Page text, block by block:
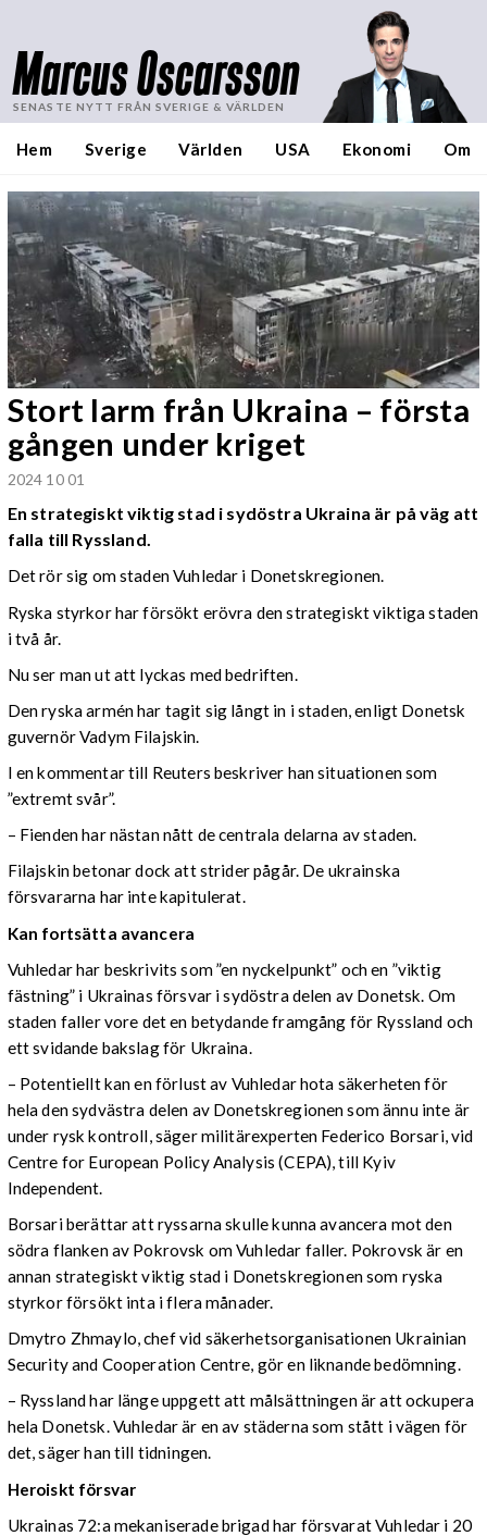
Marcus Oscarsson
SENASTE NYTT FRÅN SVERIGE & VÄRLDEN
Hem Sverige Världen USA Ekonomi Om
Stort larm från Ukraina – första
gången under kriget
2024 10 01
En strategiskt viktig stad i sydöstra Ukraina är på väg att
falla till Ryssland.
Det rör sig om staden Vuhledar i Donetskregionen.
Ryska styrkor har försökt erövra den strategiskt viktiga staden
i två år.
Nu ser man ut att lyckas med bedriften.
Den ryska armén har tagit sig långt in i staden, enligt Donetsk
guvernör Vadym Filajskin.
I en kommentar till Reuters beskriver han situationen som
”extremt svår”.
– Fienden har nästan nått de centrala delarna av staden.
Filajskin betonar dock att strider pågår. De ukrainska
försvararna har inte kapitulerat.
Kan fortsätta avancera
Vuhledar har beskrivits som ”en nyckelpunkt” och en ”viktig
fästning” i Ukrainas försvar i sydöstra delen av Donetsk. Om
staden faller vore det en betydande framgång för Ryssland och
ett svidande bakslag för Ukraina.
– Potentiellt kan en förlust av Vuhledar hota säkerheten för
hela den sydvästra delen av Donetskregionen som ännu inte är
under rysk kontroll, säger militärexperten Federico Borsari, vid
Centre for European Policy Analysis (CEPA), till Kyiv
Independent.
Borsari berättar att ryssarna skulle kunna avancera mot den
södra flanken av Pokrovsk om Vuhledar faller. Pokrovsk är en
annan strategiskt viktig stad i Donetskregionen som ryska
styrkor försökt inta i flera månader.
Dmytro Zhmaylo, chef vid säkerhetsorganisationen Ukrainian
Security and Cooperation Centre, gör en liknande bedömning.
– Ryssland har länge uppgett att målsättningen är att ockupera
hela Donetsk. Vuhledar är en av städerna som stått i vägen för
det, säger han till tidningen.
Heroiskt försvar
Ukrainas 72:a mekaniserade brigad har försvarat Vuhledar i 20